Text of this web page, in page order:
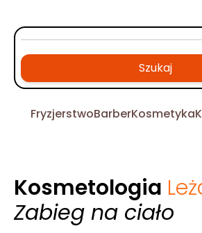
Szukaj
FryzjerstwoBarberKosmetyka
Kosmetologia
Zabieg na ciało